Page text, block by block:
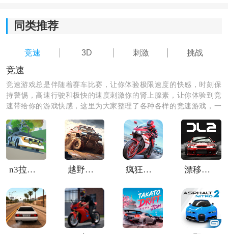
战等，根据自己的喜好和技能选择自己感兴趣的模式进
2.真实的物理引擎和碰撞效果，使得赛车碰撞和破坏更加
真实可信，极大增强了游戏的沉浸感和代入感。
3.设有多种挑战任务，完成任务可以获取更多奖励和道
4.丰富多样的在线对战模式，与全球玩家进行实时竞技，
体验与其他赛车迷一较高下的激动与刺激感。
*拥有美轮美奂的特技漂移场景，在高空中驾驶赛车，进
行各种惊险的特技动作，展现自己的驾驶技术和勇气。
同类推荐
竞速 3D 刺激 挑战
竞速
竞速游戏总是伴随着赛车比赛，让你体验极限速度的快感，时刻保
持警惕，高速行驶和极快的速度刺激你的肾上腺素，让你体验到竞
速带给你的游戏快感，这里为大家整理了各种各样的竞速游戏，一
n3拉力赛(N3Rally) 越野赛车4×4 疯狂摩托车中文版 漂移传奇2安卓版